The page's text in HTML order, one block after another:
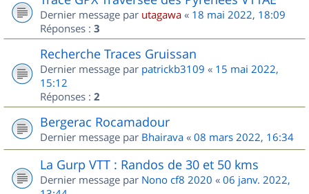
Dernier message par utagawa « 18 mai 2022, 18:09
Réponses : 3
Recherche Traces Gruissan
Dernier message par patrickb3109 « 15 mai 2022,
15:12
Réponses : 2
Bergerac Rocamadour
Dernier message par Bhairava « 08 mars 2022, 16:34
La Gurp VTT : Randos de 30 et 50 kms
Dernier message par Nono cf8 2020 « 06 janv. 2022,